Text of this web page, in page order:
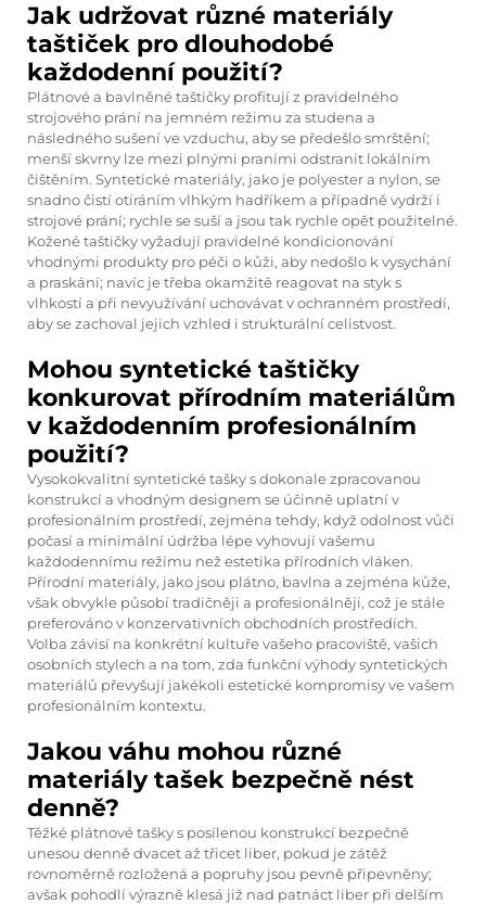
Jak udržovat různé materiály
taštiček pro dlouhodobé
každodenní použití?
Plátnové a bavlněné taštičky profitují z pravidelného
strojového prání na jemném režimu za studena a
následného sušení ve vzduchu, aby se předešlo smrštění;
menší skvrny lze mezi plnými praními odstranit lokálním
čištěním. Syntetické materiály, jako je polyester a nylon, se
snadno čistí otíráním vlhkým hadříkem a případně vydrží i
strojové prání; rychle se suší a jsou tak rychle opět použitelné.
Kožené taštičky vyžadují pravidelné kondicionování
vhodnými produkty pro péči o kůži, aby nedošlo k vysychání
a praskání; navíc je třeba okamžitě reagovat na styk s
vlhkostí a při nevyužívání uchovávat v ochranném prostředí,
aby se zachoval jejich vzhled i strukturální celistvost.
Mohou syntetické taštičky
konkurovat přírodním materiálům
v každodenním profesionálním
použití?
Vysokokvalitní syntetické tašky s dokonale zpracovanou
konstrukcí a vhodným designem se účinně uplatní v
profesionálním prostředí, zejména tehdy, když odolnost vůči
počasí a minimální údržba lépe vyhovují vašemu
každodennímu režimu než estetika přírodních vláken.
Přírodní materiály, jako jsou plátno, bavlna a zejména kůže,
však obvykle působí tradičněji a profesionálněji, což je stále
preferováno v konzervativních obchodních prostředích.
Volba závisí na konkrétní kultuře vašeho pracoviště, vašich
osobních stylech a na tom, zda funkční výhody syntetických
materiálů převyšují jakékoli estetické kompromisy ve vašem
profesionálním kontextu.
Jakou váhu mohou různé
materiály tašek bezpečně nést
denně?
Těžké plátnové tašky s posílenou konstrukcí bezpečně
unesou denně dvacet až třicet liber, pokud je zátěž
rovnoměrně rozložená a popruhy jsou pevně připevněny;
avšak pohodlí výrazně klesá již nad patnáct liber při delším